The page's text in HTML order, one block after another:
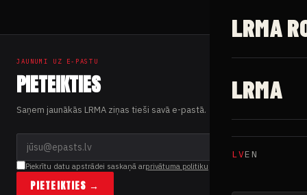
LRMA
LRMA
LVEN
JAUNUMI UZ E-PASTU
PIETEIKTIES
Saņem jaunākās LRMA ziņas tieši savā e-pastā.
Piekrītu datu apstrādei saskaņā arprivātuma politiku
PIETEIKTIES →